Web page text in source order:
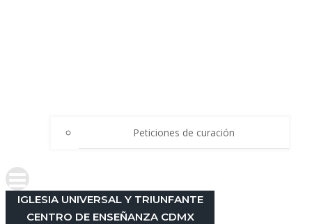
Peticiones de curación
IGLESIA UNIVERSAL Y TRIUNFANTE
CENTRO DE ENSEÑANZA CDMX